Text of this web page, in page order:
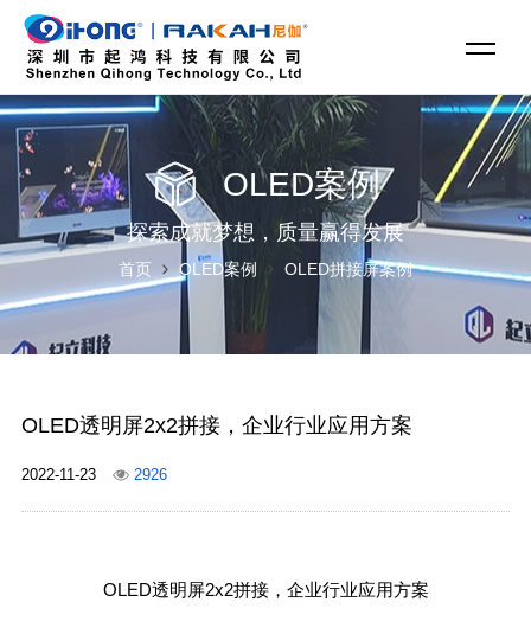
OLED案例
探索成就梦想，质量赢得发展
首页 OLED案例 OLED拼接屏案例
OLED透明屏2x2拼接，企业行业应用方案
2022-11-23 2926
OLED透明屏2x2拼接，企业行业应用方案